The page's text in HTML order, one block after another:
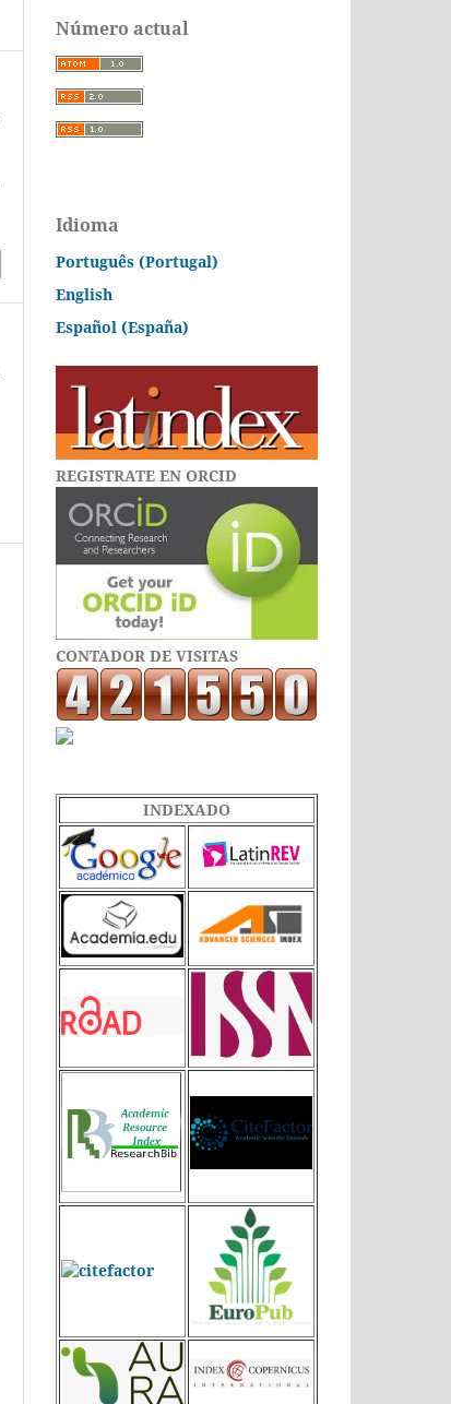
Número actual
Idioma
Português (Portugal)
English
Español (España)
REGISTRATE EN ORCID
CONTADOR DE VISITAS
INDEXADO